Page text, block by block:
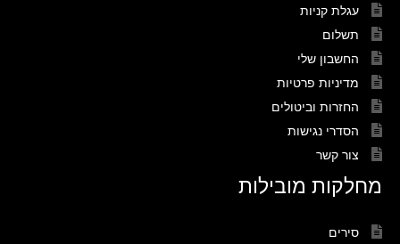
עגלת קניות
תשלום
החשבון שלי
מדיניות פרטיות
החזרות וביטולים
הסדרי נגישות
צור קשר
מחלקות מובילות
סירים